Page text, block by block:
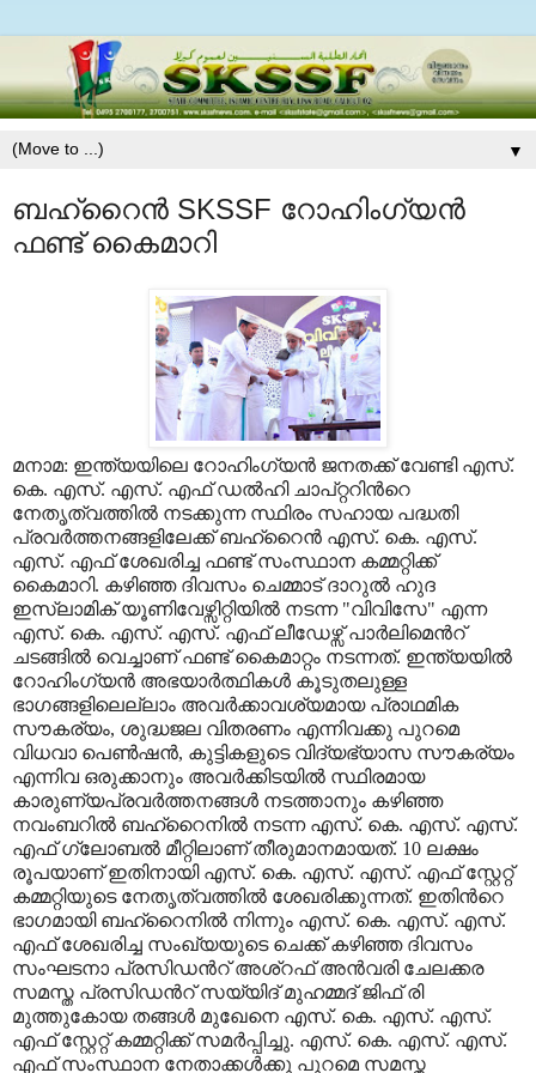
▼
ബഹ്റൈന്‍ SKSSF റോഹിംഗ്യന്‍
ഫണ്ട് കൈമാറി
മനാമ: ഇന്ത്യയിലെ റോഹിംഗ്യന്‍ ജനതക്ക് വേണ്ടി എസ്.
കെ. എസ്. എസ്. എഫ് ഡല്‍ഹി ചാപ്റ്ററിന്‍റെ
നേതൃത്വത്തില്‍ നടക്കുന്ന സ്ഥിരം സഹായ പദ്ധതി
പ്രവര്‍ത്തനങ്ങളിലേക്ക് ബഹ്റൈന്‍ എസ്. കെ. എസ്.
എസ്. എഫ് ശേഖരിച്ച ഫണ്ട് സംസ്ഥാന കമ്മറ്റിക്ക്
കൈമാറി. കഴിഞ്ഞ ദിവസം ചെമ്മാട് ദാറുല്‍ ഹുദ
ഇസ്ലാമിക് യൂണിവേഴ്സിറ്റിയില്‍ നടന്ന "വിവിസേ" എന്ന
എസ്. കെ. എസ്. എസ്. എഫ് ലീഡേഴ്സ് പാര്‍ലിമെന്‍റ്
ചടങ്ങില്‍ വെച്ചാണ് ഫണ്ട് കൈമാറ്റം നടന്നത്. ഇന്ത്യയില്‍
റോഹിംഗ്യന്‍ അഭയാര്‍ത്ഥികള്‍ കൂടുതലുള്ള
ഭാഗങ്ങളിലെല്ലാം അവര്‍ക്കാവശ്യമായ പ്രാഥമിക
സൗകര്യം, ശുദ്ധജല വിതരണം എന്നിവക്കു പുറമെ
വിധവാ പെണ്‍ഷന്‍, കുട്ടികളുടെ വിദ്യഭ്യാസ സൗകര്യം
എന്നിവ ഒരുക്കാനും അവര്‍ക്കിടയില്‍ സ്ഥിരമായ
കാരുണ്യപ്രവര്‍ത്തനങ്ങള്‍ നടത്താനും കഴിഞ്ഞ
നവംബറില്‍ ബഹ്റൈനില്‍ നടന്ന എസ്. കെ. എസ്. എസ്.
എഫ് ഗ്ലോബല്‍ മീറ്റിലാണ് തീരുമാനമായത്. 10 ലക്ഷം
രൂപയാണ് ഇതിനായി എസ്. കെ. എസ്. എസ്. എഫ് സ്റ്റേറ്റ്
കമ്മറ്റിയുടെ നേതൃത്വത്തില്‍ ശേഖരിക്കുന്നത്. ഇതിന്‍റെ
ഭാഗമായി ബഹ്റൈനില്‍ നിന്നും എസ്. കെ. എസ്. എസ്.
എഫ് ശേഖരിച്ച സംഖ്യയുടെ ചെക്ക് കഴിഞ്ഞ ദിവസം
സംഘടനാ പ്രസിഡന്‍റ് അശ്റഫ് അന്‍വരി ചേലക്കര
സമസ്ത പ്രസിഡന്‍റ് സയ്യിദ് മുഹമ്മദ് ജിഫ് രി
മുത്തുകോയ തങ്ങള്‍ മുഖേനെ എസ്. കെ. എസ്. എസ്.
എഫ് സ്റ്റേറ്റ് കമ്മറ്റിക്ക് സമര്‍പ്പിച്ചു. എസ്. കെ. എസ്. എസ്.
എഫ് സംസ്ഥാന നേതാക്കള്‍ക്കു പുറമെ സമസ്ത